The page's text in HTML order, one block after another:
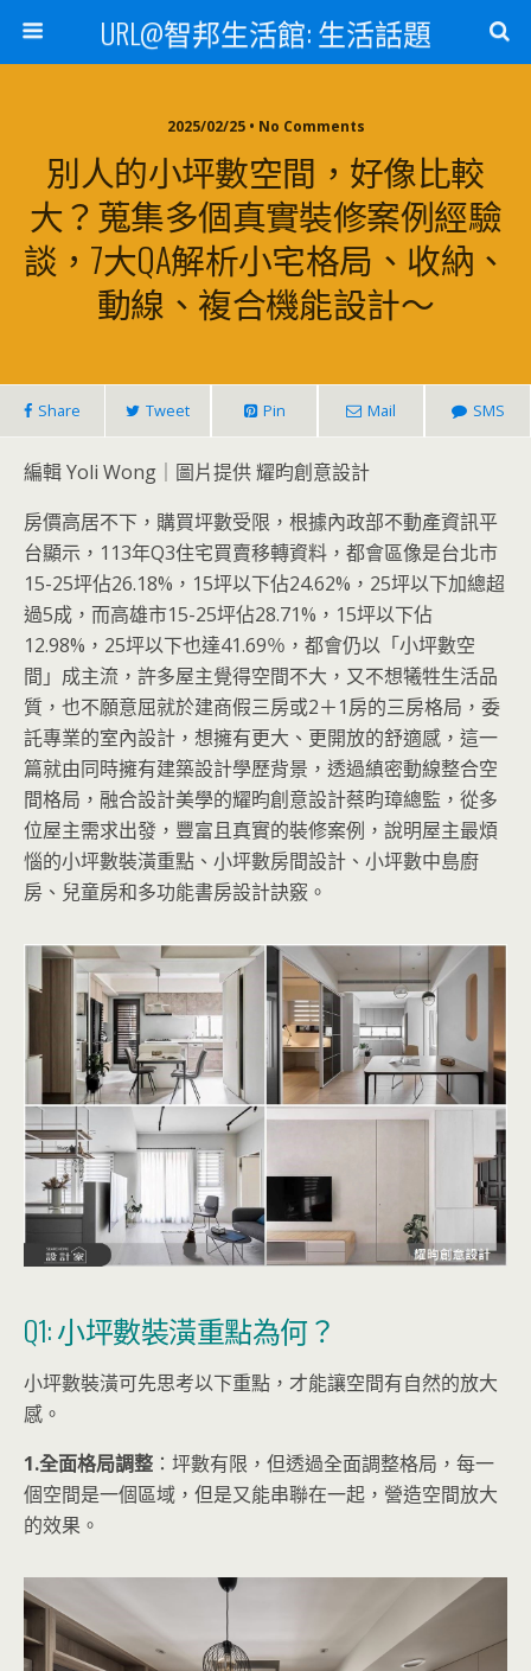
URL@智邦生活館: 生活話題
2025/02/25 • No Comments
別人的小坪數空間，好像比較
大？蒐集多個真實裝修案例經驗
談，7大QA解析小宅格局、收納、
動線、複合機能設計～
Share Tweet Pin Mail SMS
編輯 Yoli Wong｜圖片提供 耀昀創意設計
房價高居不下，購買坪數受限，根據內政部不動產資訊平
台顯示，113年Q3住宅買賣移轉資料，都會區像是台北市
15-25坪佔26.18%，15坪以下佔24.62%，25坪以下加總超
過5成，而高雄市15-25坪佔28.71%，15坪以下佔
12.98%，25坪以下也達41.69％，都會仍以「小坪數空
間」成主流，許多屋主覺得空間不大，又不想犧牲生活品
質，也不願意屈就於建商假三房或2＋1房的三房格局，委
託專業的室內設計，想擁有更大、更開放的舒適感，這一
篇就由同時擁有建築設計學歷背景，透過縝密動線整合空
間格局，融合設計美學的耀昀創意設計蔡昀璋總監，從多
位屋主需求出發，豐富且真實的裝修案例，說明屋主最煩
惱的小坪數裝潢重點、小坪數房間設計、小坪數中島廚
房、兒童房和多功能書房設計訣竅。
Q1: 小坪數裝潢重點為何？
小坪數裝潢可先思考以下重點，才能讓空間有自然的放大
感。
1.全面格局調整 ：坪數有限，但透過全面調整格局，每一
個空間是一個區域，但是又能串聯在一起，營造空間放大
的效果。